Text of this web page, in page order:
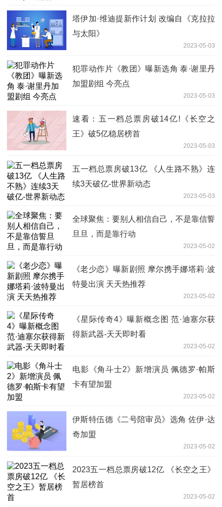
塔伊加·维迪提新作计划 改编自《克拉拉
与太阳》
2023-05-03
犯罪动作片《教团》曝新选角 泰·谢里丹
加盟剧组 今亮点
2023-05-03
速看：五一档总票房破14亿!《长空之
王》破5亿稳居榜首
2023-05-03
五一档总票房破13亿 《人生路不熟》连
续3天破亿-世界新动态
2023-05-03
全球聚焦：要别人相信自己，不是靠信誓
旦旦，而是靠行动
2023-05-02
《老少恋》曝新剧照 摩尔携手娜塔莉·波
特曼出演 天天热推荐
2023-05-02
《星际传奇4》曝新概念图 范·迪塞尔获
得新武器-天天即时看
2023-05-02
电影《角斗士2》新增演员 佩德罗·帕斯
卡有望加盟
2023-05-02
伊斯特伍德《二号陪审员》选角 佐伊·达
奇加盟
2023-05-02
2023五一档总票房破12亿 《长空之王》
暂居榜首
2023-05-02